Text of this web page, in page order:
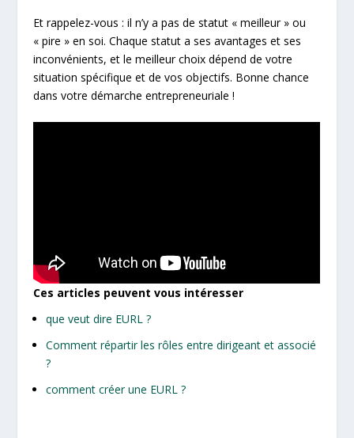
Et rappelez-vous : il n’y a pas de statut « meilleur » ou
« pire » en soi. Chaque statut a ses avantages et ses
inconvénients, et le meilleur choix dépend de votre
situation spécifique et de vos objectifs. Bonne chance
dans votre démarche entrepreneuriale !
Ces articles peuvent vous intéresser
que veut dire EURL ?
Comment répartir les rôles entre dirigeant et associé
?
comment créer une EURL ?